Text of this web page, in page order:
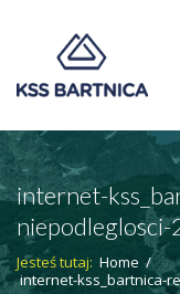
internet-
Jesteś tutaj: Home /
internet-kss_bartnica-